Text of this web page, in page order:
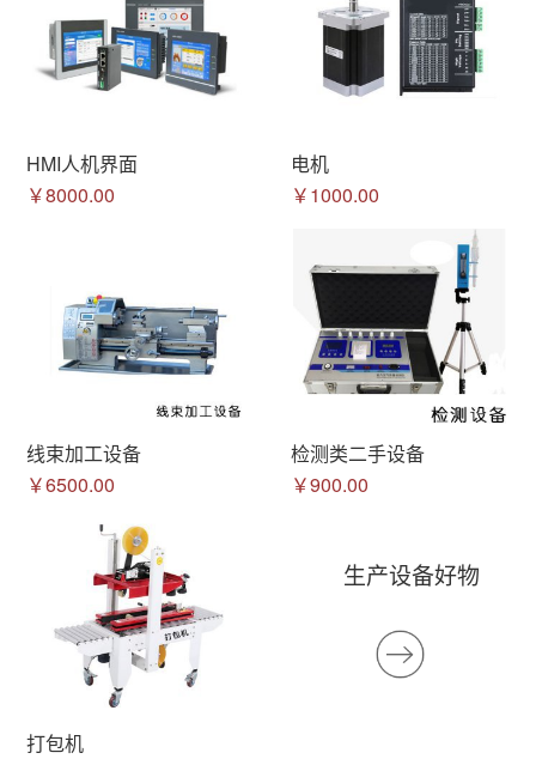
HMI人机界面
￥8000.00
电机
￥1000.00
线束加工设备
￥6500.00
检测类二手设备
￥900.00
打包机
生产设备好物